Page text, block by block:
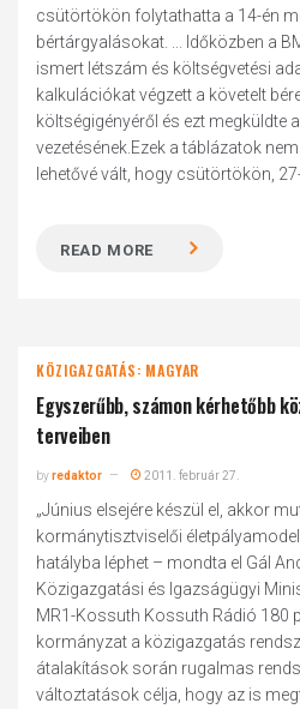
csütörtökön folytathatta a 14-én
bértárgyalásokat. ... Időközben a
ismert létszám és költségvetési
kalkulációkat végzett a követelt
költségigényéről és ezt megküldte
vezetésének.Ezek a táblázatok
lehetővé vált, hogy csütörtökön,
READ MORE
KÖZIGAZGATÁS: MAGYAR
Egyszerűbb, számon kérhetőbb
terveiben
byredaktor 2011. február 27.
„Június elsejére készül el, akkor
kormánytisztviselői
hatályba léphet – mondta el Gál
Közigazgatási és Igazságügyi
MR1-Kossuth Kossuth Rádió 180
kormányzat a közigazgatás
átalakítások során rugalmas
változtatások célja, hogy az is